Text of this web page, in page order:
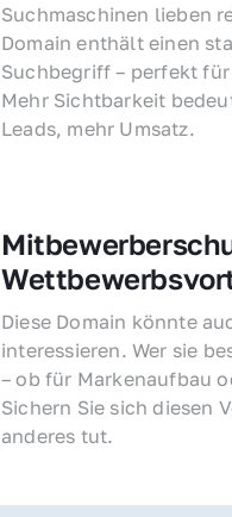
Suchmaschinen lieben
Domain enthält einen
Suchbegriff – perfekt
Mehr Sichtbarkeit
Leads, mehr Umsatz.
Diese Domain könnte
interessieren. Wer sie
– ob für Markenaufbau
Sichern Sie sich diesen
anderes tut.